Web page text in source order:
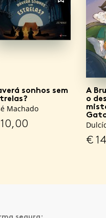
FAVORITO
sonhos sem
Machado
10,00
A
o
€